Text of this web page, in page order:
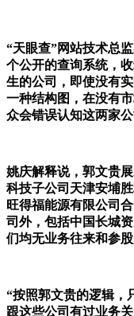
“天眼查”网站技术总
个公开的查询系统，
生的公司，即使没有
一种结构图，在没有
众会错误认知这两家公
姚庆解释说，郭文贵
科技子公司天津安埔
旺得福能源有限公司
司外，包括中国长城
们均无业务往来和参股
“按照郭文贵的逻辑，
跟这些公司有过业务